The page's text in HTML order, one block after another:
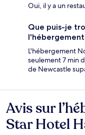
Oui, il y a un
Que puis-je
l'hébergement
L'hébergement
seulement 7 min
de Newcastle
Avis
Avis sur
Star Hotel